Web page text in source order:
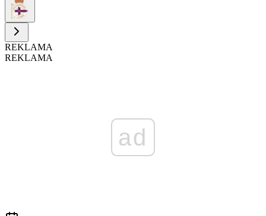
REKLAMA
REKLAMA
ad